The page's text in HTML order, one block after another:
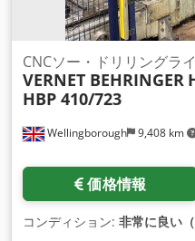
Wellingborough 9,408 km
CNCソー・ドリリングラ
VERNET BEHRINGER
HBP 410/723
価格情報
コンディション: 非常に良い（